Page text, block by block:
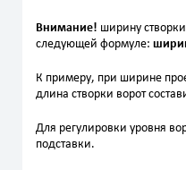
Внимание! ширину
следующей формуле:
К примеру, при ширине
длина створки ворот
Для регулировки уровня
подставки.